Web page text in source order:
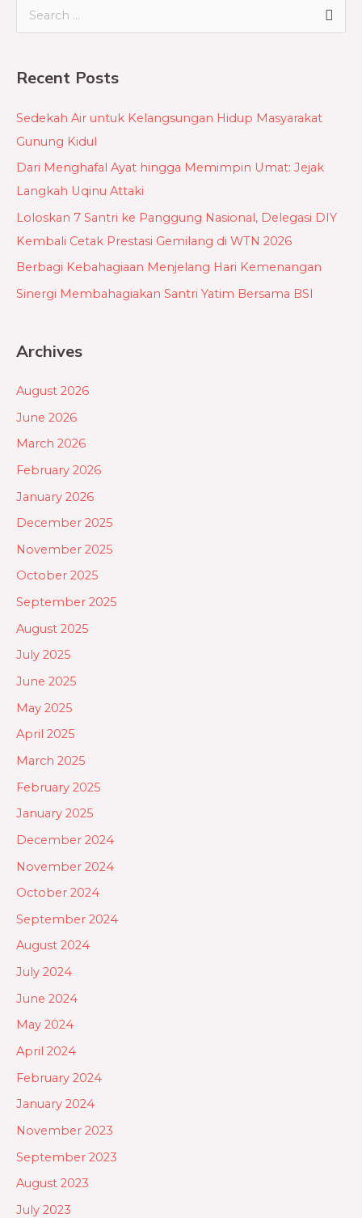
c
h
Recent Posts
Sedekah Air untuk Kelangsungan Hidup Masyarakat
Gunung Kidul
Dari Menghafal Ayat hingga Memimpin Umat: Jejak
Langkah Uqinu Attaki
Loloskan 7 Santri ke Panggung Nasional, Delegasi DIY
Kembali Cetak Prestasi Gemilang di WTN 2026
Berbagi Kebahagiaan Menjelang Hari Kemenangan
Sinergi Membahagiakan Santri Yatim Bersama BSI
Archives
August 2026
June 2026
March 2026
February 2026
January 2026
December 2025
November 2025
October 2025
September 2025
August 2025
July 2025
June 2025
May 2025
April 2025
March 2025
February 2025
January 2025
December 2024
November 2024
October 2024
September 2024
August 2024
July 2024
June 2024
May 2024
April 2024
February 2024
January 2024
November 2023
September 2023
August 2023
July 2023